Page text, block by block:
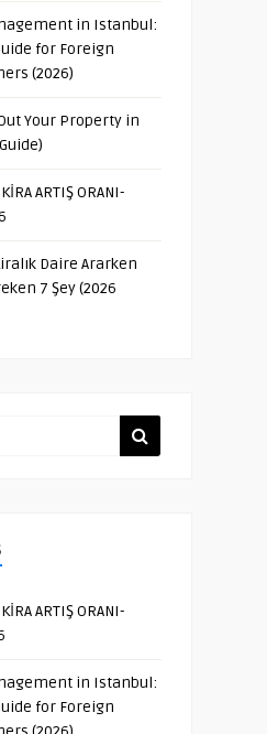
in Istanbul:
for Foreign
(2026)
Your Property in
ARTIŞ ORANI-
Daire Ararken
7 Şey (2026
ARTIŞ ORANI-
in Istanbul:
for Foreign